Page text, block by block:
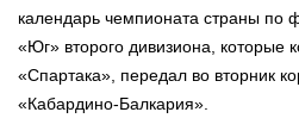
календарь чемпионата страны по
«Юг» второго дивизиона, которые
«Спартака», передал во вторник
«Кабардино-Балкария».